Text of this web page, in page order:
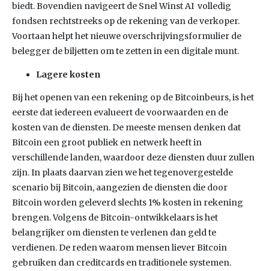
biedt. Bovendien navigeert de Snel Winst AI volledig
fondsen rechtstreeks op de rekening van de verkoper.
Voortaan helpt het nieuwe overschrijvingsformulier de
belegger de biljetten om te zetten in een digitale munt.
Lagere kosten
Bij het openen van een rekening op de Bitcoinbeurs, is het
eerste dat iedereen evalueert de voorwaarden en de
kosten van de diensten. De meeste mensen denken dat
Bitcoin een groot publiek en netwerk heeft in
verschillende landen, waardoor deze diensten duur zullen
zijn. In plaats daarvan zien we het tegenovergestelde
scenario bij Bitcoin, aangezien de diensten die door
Bitcoin worden geleverd slechts 1% kosten in rekening
brengen. Volgens de Bitcoin-ontwikkelaars is het
belangrijker om diensten te verlenen dan geld te
verdienen. De reden waarom mensen liever Bitcoin
gebruiken dan creditcards en traditionele systemen.